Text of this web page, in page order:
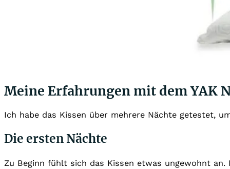
Meine Erfahrungen mit dem YAK
Ich habe das Kissen über mehrere Nächte getestet,
Die ersten Nächte
Zu Beginn fühlt sich das Kissen etwas ungewohnt